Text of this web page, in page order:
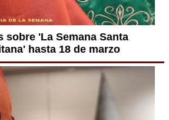
sobre 'La Semana Santa
hasta 18 de marzo